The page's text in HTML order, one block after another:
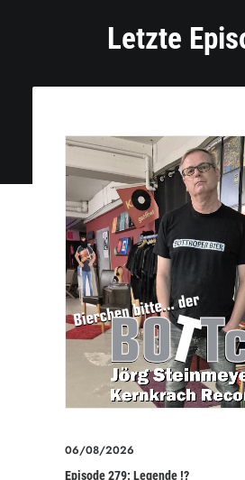
Letzte
06/08/2026
Episode 279: Legende !?